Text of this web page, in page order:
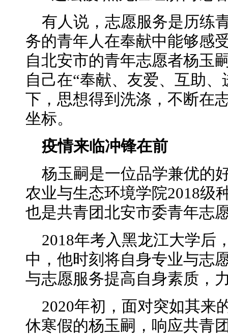
有人说，志愿服务是历练
务的青年人在奉献中能够感
自北安市的青年志愿者杨玉
自己在“奉献、友爱、互助
下，思想得到洗涤，不断在
坐标。
疫情来临冲锋在前
杨玉嗣是一位品学兼优的
农业与生态环境学院2018级
也是共青团北安市委青年志
2018年考入黑龙江大学后
中，他时刻将自身专业与志
与志愿服务提高自身素质，
2020年初，面对突如其来
休寒假的杨玉嗣，响应共青